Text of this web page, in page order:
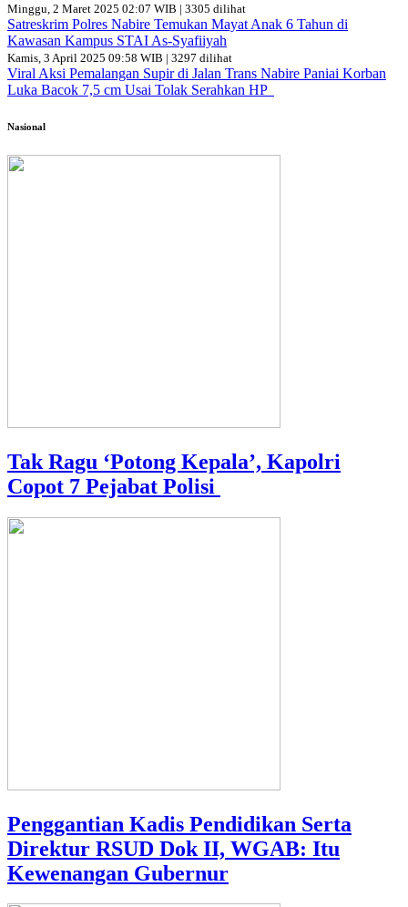
Minggu, 2 Maret 2025 02:07 WIB | 3305 dilihat
Satreskrim Polres Nabire Temukan Mayat Anak 6 Tahun di
Kawasan Kampus STAI As-Syafiiyah
Kamis, 3 April 2025 09:58 WIB | 3297 dilihat
Viral Aksi Pemalangan Supir di Jalan Trans Nabire Paniai Korban
Luka Bacok 7,5 cm Usai Tolak Serahkan HP
Nasional
Tak Ragu ‘Potong Kepala’, Kapolri
Copot 7 Pejabat Polisi
Penggantian Kadis Pendidikan Serta
Direktur RSUD Dok II, WGAB: Itu
Kewenangan Gubernur